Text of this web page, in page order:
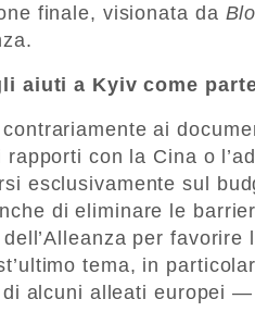
finale, visionata da
aiuti a Kyiv come
ai
con la Cina o
esclusivamente sul
di eliminare le
dell’Alleanza per
tema, in
alcuni alleati europei